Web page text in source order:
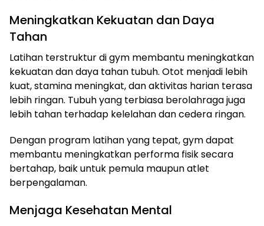
Meningkatkan Kekuatan dan Daya
Tahan
Latihan terstruktur di gym membantu meningkatkan
kekuatan dan daya tahan tubuh. Otot menjadi lebih
kuat, stamina meningkat, dan aktivitas harian terasa
lebih ringan. Tubuh yang terbiasa berolahraga juga
lebih tahan terhadap kelelahan dan cedera ringan.
Dengan program latihan yang tepat, gym dapat
membantu meningkatkan performa fisik secara
bertahap, baik untuk pemula maupun atlet
berpengalaman.
Menjaga Kesehatan Mental